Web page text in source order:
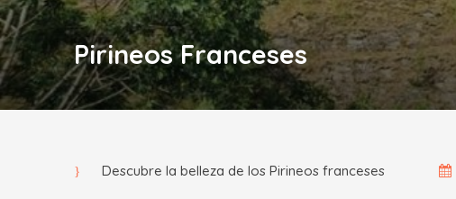
Pirineos Franceses
Descubre la belleza de los Pirineos franceses